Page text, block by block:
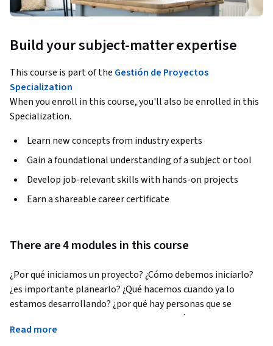
Build your subject-matter expertise
This course is part of the Gestión de Proyectos
Specialization
When you enroll in this course, you'll also be enrolled in this
Specialization.
Learn new concepts from industry experts
Gain a foundational understanding of a subject or tool
Develop job-relevant skills with hands-on projects
Earn a shareable career certificate
There are 4 modules in this course
¿Por qué iniciamos un proyecto? ¿Cómo debemos iniciarlo?
¿es importante planearlo? ¿Qué hacemos cuando ya lo
estamos desarrollando? ¿por qué hay personas que se
desarrollan profesionalmente en la gestión de proyectos?
Read more